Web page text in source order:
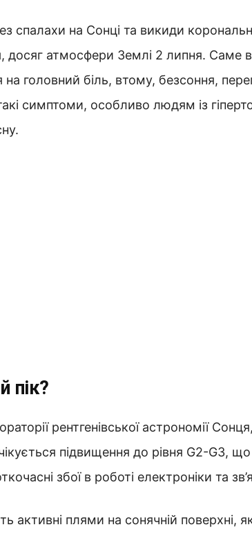
спалахи на Сонці та викиди
досяг атмосфери Землі 2 липня. Саме
головний біль, втому, безсоння,
симптоми, особливо людям із
пік?
рентгенівської астрономії
підвищення до рівня G2-G3,
збої в роботі електроніки та
активні плями на сонячній поверхні,